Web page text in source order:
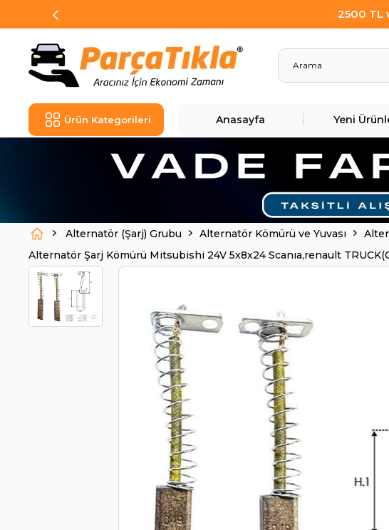
2500 TL
Ürün Kategorileri Anasayfa Yeni
Alternatör (Şarj) Grubu Alternatör Kömürü ve Yuvası
Alternatör Şarj Kömürü Mitsubishi 24V 5x8x24 Scanıa,renault
CARGO14123 Cargo 14123 | MITSUBISHI A647X52170